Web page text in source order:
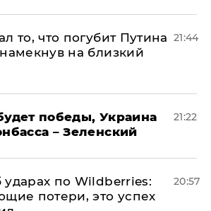
то, что погубит Путина
на близкий
21:44
победы, Украина
– Зеленский
21:22
по Wildberries:
потери, это успех
20:57